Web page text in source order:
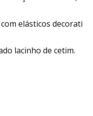
elásticos decorati
lacinho de cetim.